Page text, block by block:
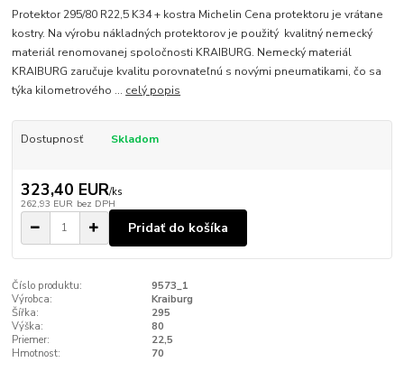
Protektor 295/80 R22,5 K34 + kostra Michelin Cena protektoru je vrátane
kostry. Na výrobu nákladných protektorov je použitý kvalitný nemecký
materiál renomovanej spoločnosti KRAIBURG. Nemecký materiál
KRAIBURG zaručuje kvalitu porovnateľnú s novými pneumatikami, čo sa
týka kilometrového ... celý popis
Dostupnosť Skladom
323,40 EUR/ks
262,93 EUR bez DPH
Pridať do košíka
Číslo produktu:
9573_1
Výrobca:
Kraiburg
Šířka:
295
Výška:
80
Priemer:
22,5
Hmotnost:
70